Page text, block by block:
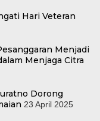
Hari Veteran
Menjadi
Menjaga Citra
Dorong
23 April 2025